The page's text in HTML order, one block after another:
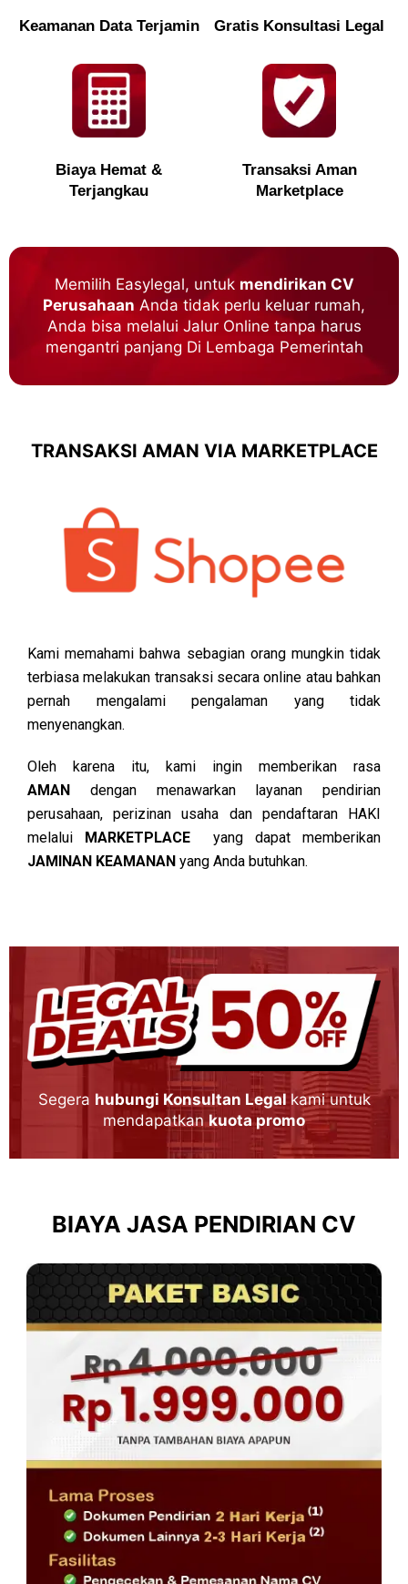
Keamanan Data Terjamin Gratis Konsultasi Legal
Biaya Hemat &
Terjangkau
Transaksi Aman
Marketplace
Memilih Easylegal, untuk mendirikan CV
PerusahaanAnda tidak perlu keluar rumah,
Anda bisa melalui Jalur Online tanpa harus
mengantri panjang Di Lembaga Pemerintah
TRANSAKSI AMAN VIA MARKETPLACE
Kami memahami bahwa sebagian orang mungkin tidak
terbiasa melakukan transaksi secara online atau bahkan
pernah mengalami pengalaman yang tidak
menyenangkan.
Oleh karena itu, kami ingin memberikan rasa
AMAN dengan menawarkan layanan pendirian
perusahaan, perizinan usaha dan pendaftaran HAKI
melalui MARKETPLACEyang dapat memberikan
JAMINAN KEAMANAN yang Anda butuhkan.
Segera hubungi Konsultan Legal kami untuk
mendapatkankuota promo
BIAYA JASA PENDIRIAN CV